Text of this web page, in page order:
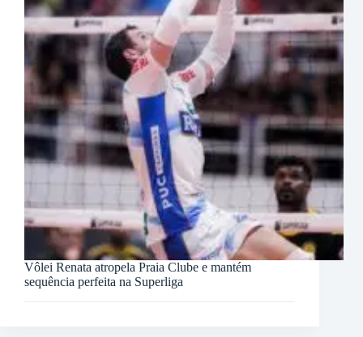
Vôlei Renata atropela Praia Clube e mantém
sequência perfeita na Superliga